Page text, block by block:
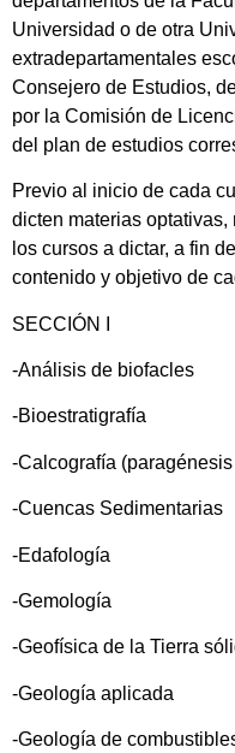
Universidad o de otra
extradepartamentales
Consejero de Estudios,
por la Comisión de
del plan de estudios
Previo al inicio de cada
dicten materias
los cursos a dictar, a fin
contenido y objetivo de
SECCIÓN I
-Análisis de biofacles
-Bioestratigrafía
-Calcografía
-Cuencas Sedimentarias
-Edafología
-Gemología
-Geofísica de la Tierra
-Geología aplicada
-Geología de